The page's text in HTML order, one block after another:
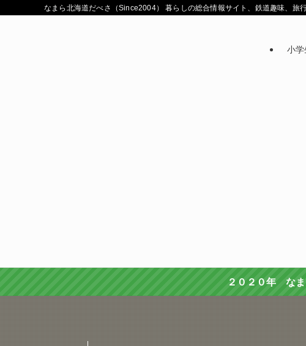
なまら北海道だべさ（Since2004） 暮らしの総合情報サイト、鉄道趣味、旅
小学
２０２０年 なま